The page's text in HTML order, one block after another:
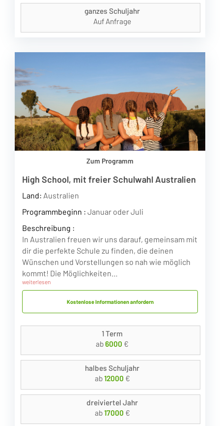
ganzes Schuljahr
Auf Anfrage
Zum Programm
High School, mit freier Schulwahl Australien
Land: Australien
Programmbeginn : Januar oder Juli
Beschreibung :
In Australien freuen wir uns darauf, gemeinsam mit
dir die perfekte Schule zu finden, die deinen
Wünschen und Vorstellungen so nah wie möglich
kommt! Die Möglichkeiten…
weiterlesen
Kostenlose Informationen anfordern
1 Term
ab6000 €
halbes Schuljahr
ab12000 €
dreiviertel Jahr
ab17000 €